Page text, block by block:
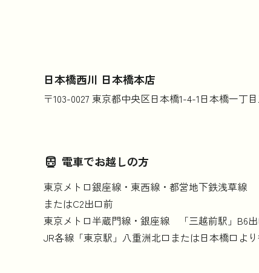
日本橋西川 日本橋本店
〒103-0027 東京都中央区日本橋1-4-1日本橋一丁
電車でお越しの方
東京メトロ銀座線・東西線・都営地下鉄浅草線
またはC2出口前
東京メトロ半蔵門線・銀座線 「三越前駅」B6
JR各線「東京駅」八重洲北口または日本橋口よ